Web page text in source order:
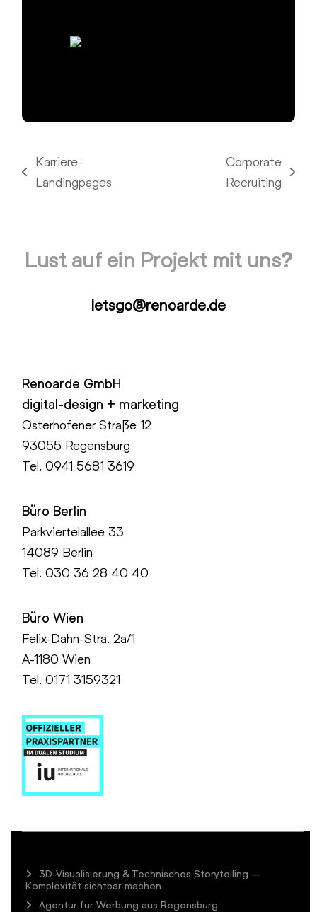
vorheriger
Karriere-
Landingpages
Corporate
Recruiting
Lust auf ein Projekt mit uns?
letsgo@renoarde.de
Renoarde GmbH
digital-design + marketing
Osterhofener Straße 12
93055 Regensburg
Tel.0941 5681 3619
Büro Berlin
Parkviertelallee 33
14089 Berlin
Tel.030 36 28 40 40
Büro Wien
Felix-Dahn-Stra. 2a/1
A-1180 Wien
Tel. 0171 3159321
3D-Visualisierung & Technisches Storytelling –
Komplexität sichtbar machen
Agentur für Werbung aus Regensburg